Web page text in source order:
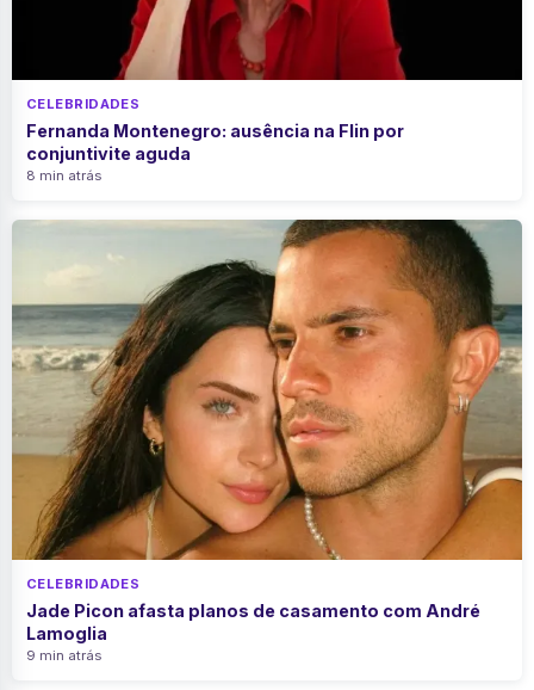
CELEBRIDADES
Fernanda Montenegro: ausência na Flin por
conjuntivite aguda
8 min atrás
CELEBRIDADES
Jade Picon afasta planos de casamento com André
Lamoglia
9 min atrás